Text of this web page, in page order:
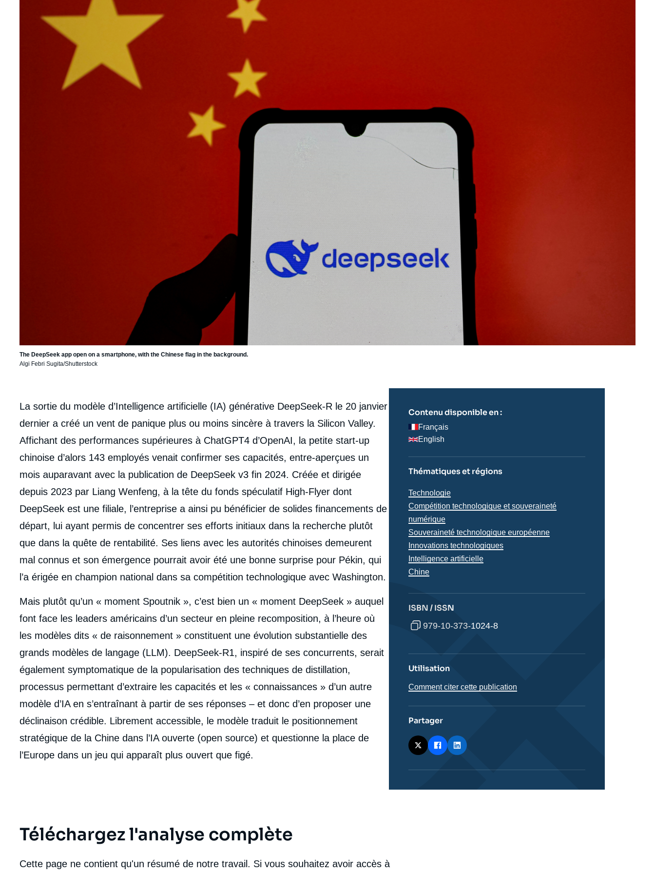
The DeepSeek app open on a smartphone, with the Chinese flag in the background.
Algi Febri Sugita/Shutterstock
body
La sortie du modèle d’Intelligence artificielle (IA) générative DeepSeek-R le 20 janvier
dernier a créé un vent de panique plus ou moins sincère à travers la Silicon Valley.
Affichant des performances supérieures à ChatGPT4 d’OpenAI, la petite start-up
chinoise d’alors 143 employés venait confirmer ses capacités, entre-aperçues un
mois auparavant avec la publication de DeepSeek v3 fin 2024. Créée et dirigée
depuis 2023 par Liang Wenfeng, à la tête du fonds spéculatif High-Flyer dont
DeepSeek est une filiale, l’entreprise a ainsi pu bénéficier de solides financements de
départ, lui ayant permis de concentrer ses efforts initiaux dans la recherche plutôt
que dans la quête de rentabilité. Ses liens avec les autorités chinoises demeurent
mal connus et son émergence pourrait avoir été une bonne surprise pour Pékin, qui
l’a érigée en champion national dans sa compétition technologique avec Washington.
Mais plutôt qu’un « moment Spoutnik », c’est bien un « moment DeepSeek » auquel
font face les leaders américains d’un secteur en pleine recomposition, à l’heure où
les modèles dits « de raisonnement » constituent une évolution substantielle des
grands modèles de langage (LLM). DeepSeek-R1, inspiré de ses concurrents, serait
également symptomatique de la popularisation des techniques de distillation,
processus permettant d’extraire les capacités et les « connaissances » d’un autre
modèle d’IA en s’entraînant à partir de ses réponses – et donc d’en proposer une
déclinaison crédible. Librement accessible, le modèle traduit le positionnement
stratégique de la Chine dans l’IA ouverte (open source) et questionne la place de
l’Europe dans un jeu qui apparaît plus ouvert que figé.
Contenu disponible en :
Français
English
Thématiques et régions
Thématiques
analyses
Technologie
Compétition technologique et souveraineté
numérique
Souveraineté technologique européenne
Innovations technologiques
Intelligence artificielle
Régions
Chine
ISBN / ISSN
979-10-373-1024-8
Utilisation
Comment citer cette publication
Partager
Téléchargez l'analyse complète
Cette page ne contient qu'un résumé de notre travail. Si vous souhaitez avoir accès à
Image
couverture
la
publication
Briefings, Ifri, 26 mars 2025.
Copier